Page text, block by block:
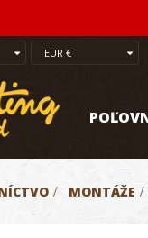
EUR €
> MONTÁŽE >